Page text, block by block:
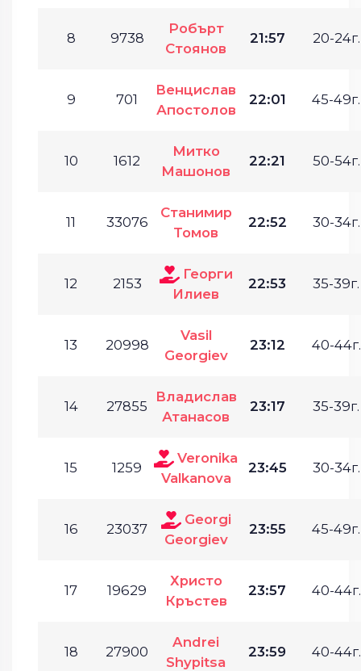
8 9738
Робърт
Стоянов
21:57 20-24г.
9 701
Венцислав
Апостолов
22:01 45-49г.
10 1612
Митко
Машонов
22:21 50-54г.
11 33076
Станимир
Томов
22:52 30-34г.
12 2153
Георги
Илиев
22:53 35-39г.
13 20998
Vasil
Georgiev
23:12 40-44г.
14 27855
Владислав
Атанасов
23:17 35-39г.
15 1259
Veronika
Valkanova
23:45 30-34г.
16 23037
Georgi
Georgiev
23:55 45-49г.
17 19629
Христо
Кръстев
23:57 40-44г.
18 27900
Andrei
Shypitsa
23:59 40-44г.